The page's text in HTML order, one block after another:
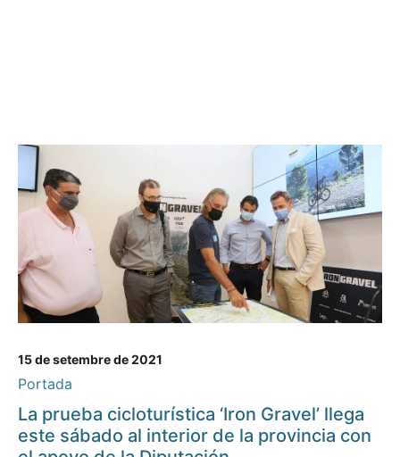
15 de setembre de 2021
Portada
La prueba cicloturística ‘Iron Gravel’ llega
este sábado al interior de la provincia con